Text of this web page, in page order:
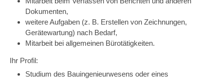
Dokumenten,
weitere Aufgaben (z. B. Erstellen von Zeichnungen,
Gerätewartung) nach Bedarf,
Mitarbeit bei allgemeinen Bürotätigkeiten.
Ihr Profil:
Studium des Bauingenieurwesens oder eines